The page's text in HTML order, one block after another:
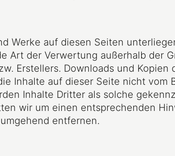
Werke auf diesen Seiten
Art der Verwertung außerhalb der
Erstellers. Downloads und
Inhalte auf dieser Seite nicht vom
Inhalte Dritter als solche
wir um einen entsprechenden
entfernen.